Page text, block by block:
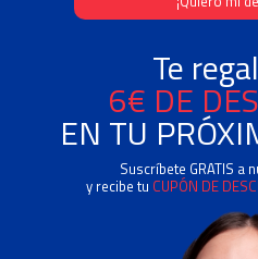
Te
6€ DE
EN TU
Suscríbete GRATIS a
y recibe tu CUPÓN DE